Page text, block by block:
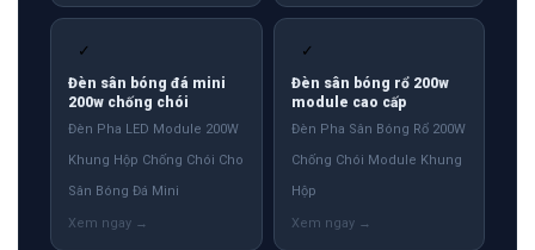
✓
Đèn sân bóng đá mini
200w chống chói
Đèn Pha LED Module 200W
Khung Hộp Chống Chói Cho
Sân Bóng Đá Mini
✓
Đèn sân bóng rổ 200w
module cao cấp
Đèn Pha Sân Bóng Rổ 200W
Chống Chói Module Khung
Hộp